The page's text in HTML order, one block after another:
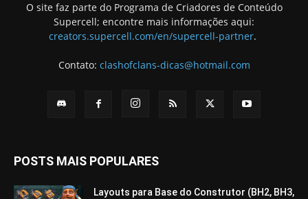
O site faz parte do Programa de Criadores de Conteúdo
Supercell; encontre mais informações aqui:
creators.supercell.com/en/supercell-partner.
Contato: clashofclans-dicas@hotmail.com
POSTS MAIS POPULARES
Layouts para Base do Construtor (BH2, BH3,